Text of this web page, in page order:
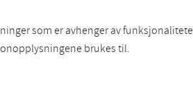
som er avhenger av
brukes til.